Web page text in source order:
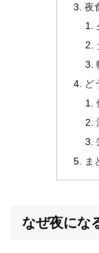
夜
ど
ま
なぜ夜にな